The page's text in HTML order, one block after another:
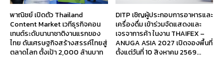
พาณิชย์ เปิดตัว Thailand
Content Market เวทีธุรกิจคอน
เทนต์ระดับนานาชาติงานแรกของ
ไทย ดันเศรษฐกิจสร้างสรรค์ไทยสู่
ตลาดโลก ตั้งเป้า 2,000 ล้านบาท
DITP เชิญผู้ประกอบการอาหารและ
เครื่องดื่ม เข้าร่วมจัดแสดงและ
เจรจาการค้า ในงาน THAIFEX –
ANUGA ASIA 2027 เปิดจองพื้นที่
ตั้งแต่วันที่ 10 สิงหาคม 2569...